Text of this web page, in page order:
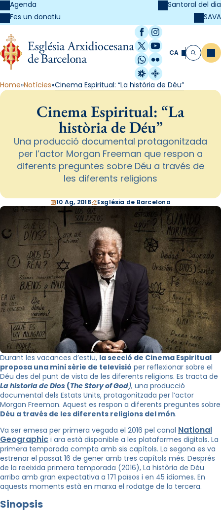
Agenda
Fes un donatiu
Santoral del dia
SAVA
Facebook
Instagram
X / Twitter
YouTube
WhatsApp
Flickr
Radio Estel
Catalunya
CA Cerca
Home Notícies Cinema Espiritual: “La història de Déu”
Cinema Espiritual: “La
història de Déu”
Una producció documental protagonitzada
per l’actor Morgan Freeman que respon a
diferents preguntes sobre Déu a través de
les diferents religions
10 Ag, 2018 Església de Barcelona
Durant les vacances d’estiu, la secció de Cinema Espiritual
proposa una mini sèrie de televisió per reflexionar sobre el
Déu des del punt de vista de les diferents religions. Es tracta de
La historia de Dios (The Story of God), una producció
documental dels Estats Units, protagonitzada per l’actor
Morgan Freeman. Aquest es respon a diferents preguntes sobre
Déu a través de les diferents religions del món.
Va ser emesa per primera vegada el 2016 pel canal National
Geographic i ara està disponible a les plataformes digitals. La
primera temporada compta amb sis capítols. La segona es va
estrenar el passat 16 de gener amb tres capítols més. Després
de la reeixida primera temporada (2016), La història de Déu
arriba amb gran expectativa a 171 països i en 45 idiomes. En
aquests moments està en marxa el rodatge de la tercera.
Sinopsis